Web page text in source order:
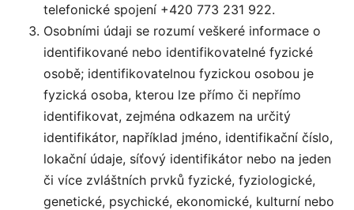
telefonické spojení +420 773 231 922.
Osobními údaji se rozumí veškeré informace o
identifikované nebo identifikovatelné fyzické
osobě; identifikovatelnou fyzickou osobou je
fyzická osoba, kterou lze přímo či nepřímo
identifikovat, zejména odkazem na určitý
identifikátor, například jméno, identifikační číslo,
lokační údaje, síťový identifikátor nebo na jeden
či více zvláštních prvků fyzické, fyziologické,
genetické, psychické, ekonomické, kulturní nebo